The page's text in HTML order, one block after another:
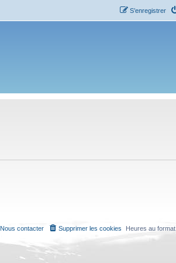
S’enregistrer
Heures au format
Supprimer les cookies
Nous contacter